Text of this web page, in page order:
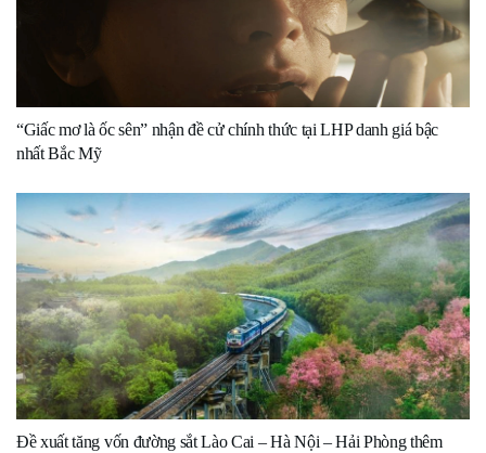
“Giấc mơ là ốc sên” nhận đề cử chính thức tại LHP danh giá bậc
nhất Bắc Mỹ
Đề xuất tăng vốn đường sắt Lào Cai – Hà Nội – Hải Phòng thêm